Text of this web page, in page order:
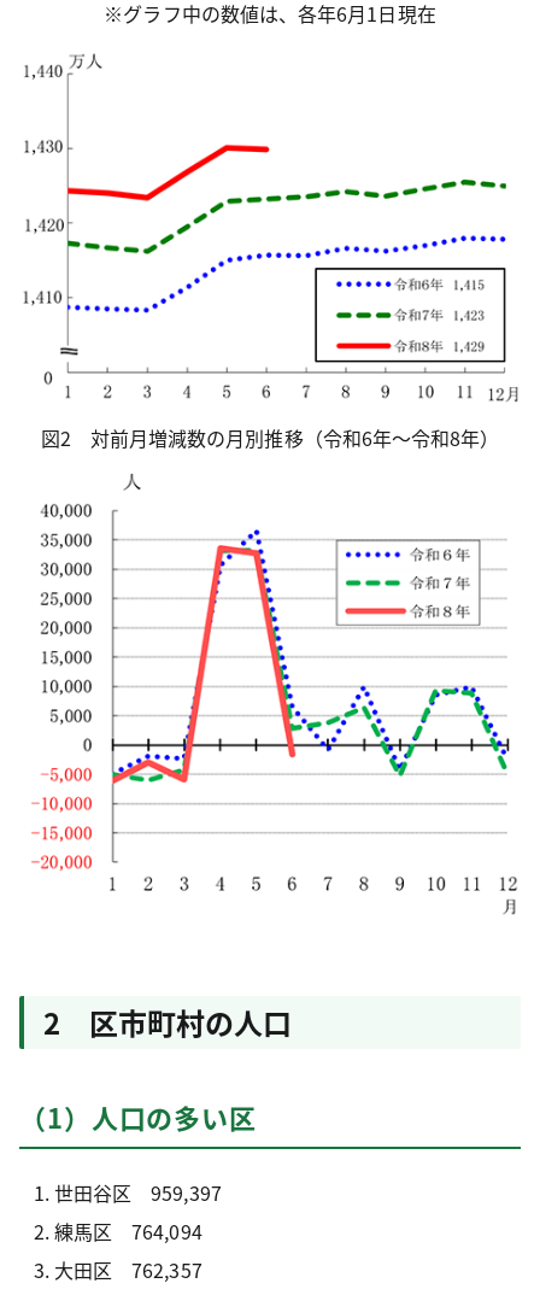
※グラフ中の数値は、各年6月1日現在
図2 対前月増減数の月別推移（令和6年～令和8年）
2 区市町村の人口
（1）人口の多い区
世田谷区 959,397
練馬区 764,094
大田区 762,357